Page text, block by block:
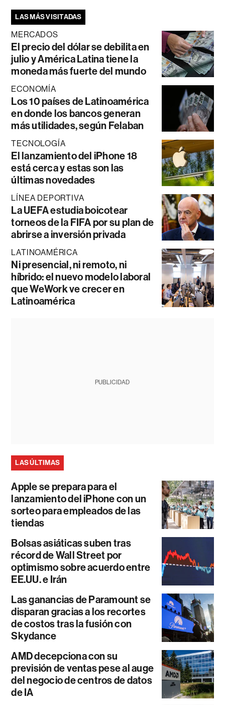
LAS MÁS VISITADAS
MERCADOS
El precio del dólar se debilita en
julio y América Latina tiene la
moneda más fuerte del mundo
ECONOMÍA
Los 10 países de Latinoamérica
en donde los bancos generan
más utilidades, según Felaban
TECNOLOGÍA
El lanzamiento del iPhone 18
está cerca y estas son las
últimas novedades
LÍNEA DEPORTIVA
La UEFA estudia boicotear
torneos de la FIFA por su plan de
abrirse a inversión privada
LATINOAMÉRICA
Ni presencial, ni remoto, ni
híbrido: el nuevo modelo laboral
que WeWork ve crecer en
Latinoamérica
PUBLICIDAD
LAS ÚLTIMAS
Apple se prepara para el
lanzamiento del iPhone con un
sorteo para empleados de las
tiendas
Bolsas asiáticas suben tras
récord de Wall Street por
optimismo sobre acuerdo entre
EE.UU. e Irán
Las ganancias de Paramount se
disparan gracias a los recortes
de costos tras la fusión con
Skydance
AMD decepciona con su
previsión de ventas pese al auge
del negocio de centros de datos
de IA